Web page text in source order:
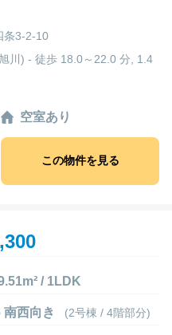
条3-2-10
川) - 徒歩 18.0～22.0 分, 1.4
空室あり
この物件を見る
/ 1LDK
南西向き (2号棟 / 4階部分)